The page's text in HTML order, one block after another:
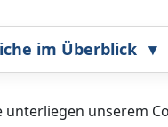
im Überblick ▾
Callcenterunserem